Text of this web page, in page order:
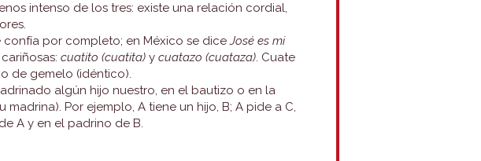
intenso de los tres: existe una relación cordial,
confía por completo; en México se diceJosé es mi
cariñosas:cuatito (cuatita) ycuatazo (cuataza). Cuate
de gemelo (idéntico).
algún hijo nuestro, en el bautizo o en la
Por ejemplo, A tiene un hijo, B; A pide a C,
A y en el padrino de B.